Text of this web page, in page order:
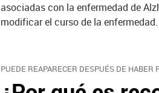
asociadas con la enfermedad de
modificar el curso de la enfermedad.
PUEDE REAPARECER DESPUÉS DE HABER